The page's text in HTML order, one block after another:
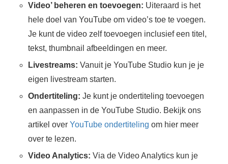
Video’ beheren en toevoegen: Uiteraard is het
hele doel van YouTube om video’s toe te voegen.
Je kunt de video zelf toevoegen inclusief een titel,
tekst, thumbnail afbeeldingen en meer.
Livestreams: Vanuit je YouTube Studio kun je je
eigen livestream starten.
Ondertiteling: Je kunt je ondertiteling toevoegen
en aanpassen in de YouTube Studio. Bekijk ons
artikel over YouTube ondertiteling om hier meer
over te lezen.
Video Analytics: Via de Video Analytics kun je